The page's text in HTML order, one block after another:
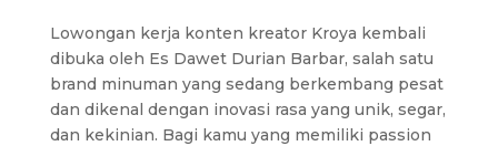
Lowongan kerja konten kreator Kroya kembali
dibuka oleh Es Dawet Durian Barbar, salah satu
brand minuman yang sedang berkembang pesat
dan dikenal dengan inovasi rasa yang unik, segar,
dan kekinian. Bagi kamu yang memiliki passion